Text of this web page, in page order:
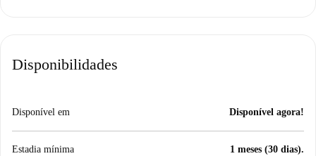
Disponibilidades
Disponível em Disponível agora!
Estadia mínima 1 meses (30 dias).